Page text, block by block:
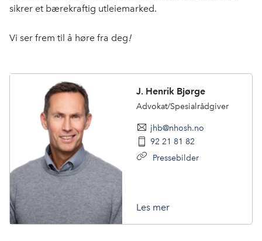
sikrer et bærekraftig utleiemarked.
Vi ser frem til å høre fra deg!
J. Henrik Bjørge
Advokat/Spesialrådgiver
jhb@nhosh.no
92 21 81 82
Pressebilder
Les mer